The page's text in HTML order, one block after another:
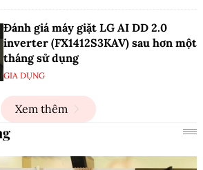
Đánh giá máy giặt LG AI DD 2.0
inverter (FX1412S3KAV) sau hơn một
tháng sử dụng
GIA DỤNG
Xem thêm